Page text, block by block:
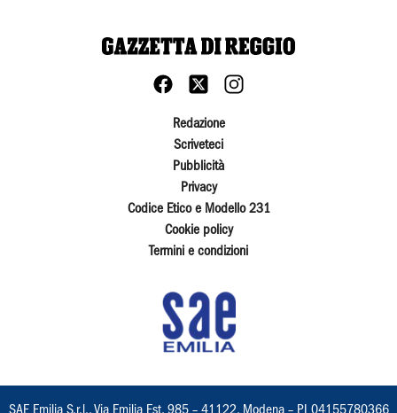
Redazione
Scriveteci
Pubblicità
Privacy
Codice Etico e Modello 231
Cookie policy
Termini e condizioni
SAE Emilia S.r.l., Via Emilia Est, 985 – 41122, Modena – PI 04155780366